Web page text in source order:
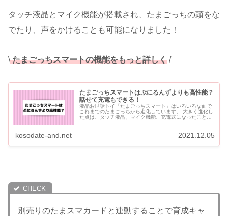
タッチ液晶とマイク機能が搭載され、たまごっちの頭をな
でたり、声をかけることも可能になりました！
\たまごっちスマートの機能をもっと詳しく /
たまごっちスマートはぷにるんずよりも高性能？
話せて充電もできる！
液晶お世話トイ「たまごっちスマート」はいろいろな面で
これまでのたまごっちから進化しています。 大きく進化し
た点は、タッチ液晶、マイク機能、充電式になったこと、
kosodate-and.net 2021.12.05
別売りのたまスマカードと連動することで育成キャ